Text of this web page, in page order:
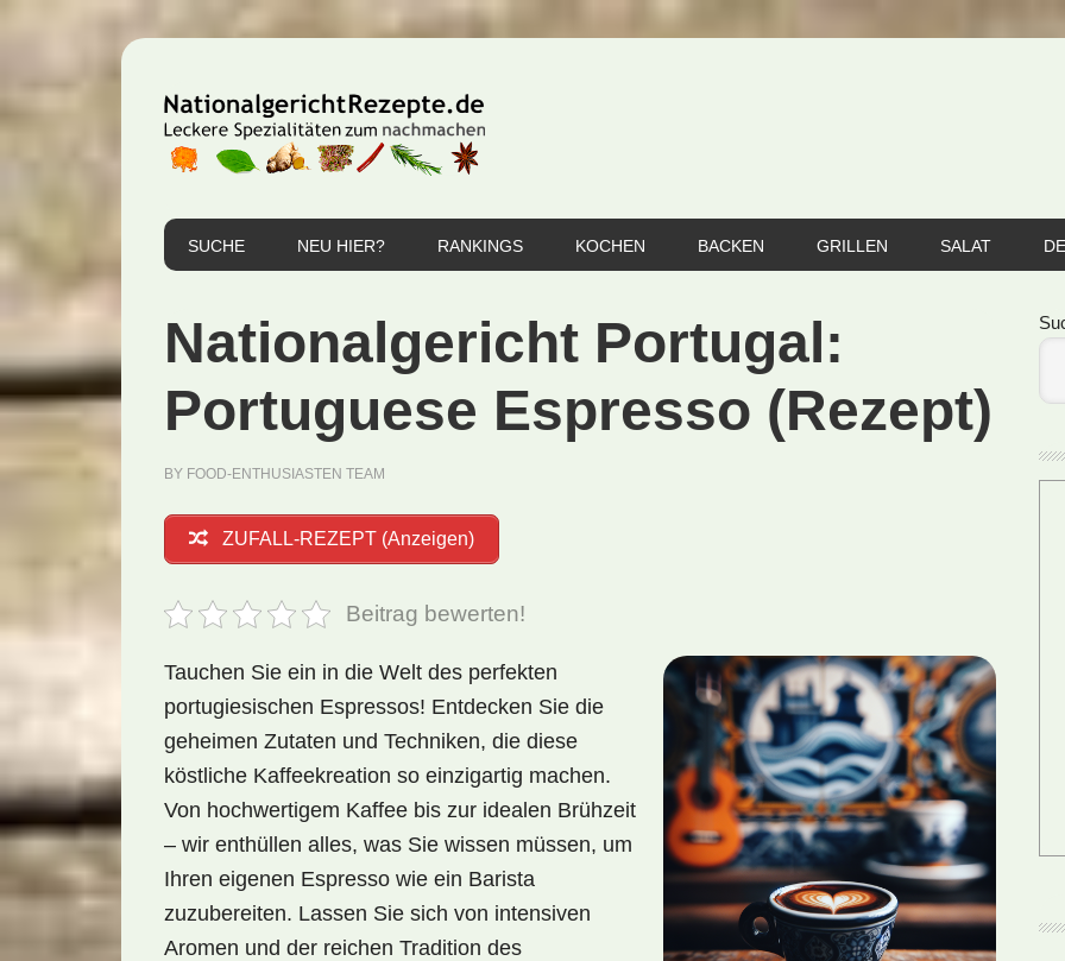
Hauptnavigation
SUCHE NEU HIER? RANKINGS KOCHEN BACKEN GRILLEN SALAT
Nationalgericht Portugal:
Portuguese Espresso (Rezept)
BY FOOD-ENTHUSIASTEN TEAM
ZUFALL-REZEPT (Anzeigen)
Beitrag bewerten!
Tauchen Sie ein in die Welt des perfekten
portugiesischen Espressos! Entdecken Sie die
geheimen Zutaten und Techniken, die diese
köstliche Kaffeekreation so einzigartig machen.
Von hochwertigem Kaffee bis zur idealen Brühzeit
– wir enthüllen alles, was Sie wissen müssen, um
Ihren eigenen Espresso wie ein Barista
zuzubereiten. Lassen Sie sich von intensiven
Aromen und der reichen Tradition des